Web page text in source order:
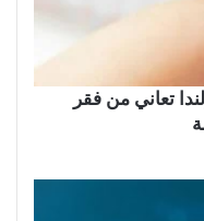
تعاني من فقر